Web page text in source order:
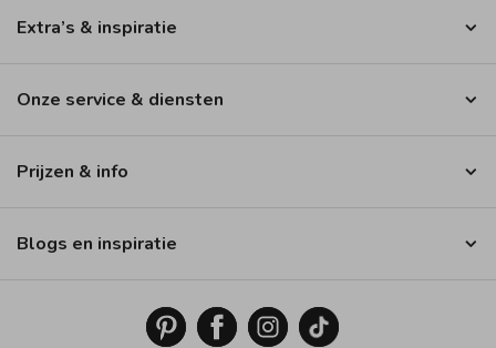
Extra’s & inspiratie
Onze service & diensten
Prijzen & info
Blogs en inspiratie